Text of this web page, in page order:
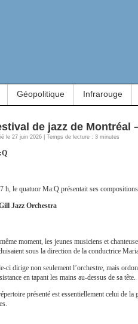
Géopolitique Infrarouge
de jazz de Montréal
le 27 juin 2026 | Temps de lecture : 3 minutes
h, le quatuor Ma:Q présentait ses
Jazz Orchestra
moment, les jeunes musiciens et
sous la direction de la conductrice
ci dirige non seulement l’orchestre, mais
en tapant les mains au-dessus de sa tête.
présenté est essentiellement celui de